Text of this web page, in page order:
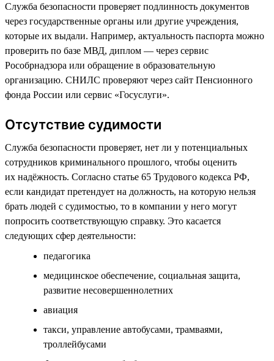
Служба безопасности проверяет подлинность документов
через государственные органы или другие учреждения,
которые их выдали. Например, актуальность паспорта можно
проверить по базе МВД, диплом — через сервис
Рособрнадзора или обращение в образовательную
организацию. СНИЛС проверяют через сайт Пенсионного
фонда России или сервис «Госуслуги».
Отсутствие судимости
Служба безопасности проверяет, нет ли у потенциальных
сотрудников криминального прошлого, чтобы оценить
их надёжность. Согласно статье 65 Трудового кодекса РФ,
если кандидат претендует на должность, на которую нельзя
брать людей с судимостью, то в компании у него могут
попросить соответствующую справку. Это касается
следующих сфер деятельности:
педагогика
медицинское обеспечение, социальная защита,
развитие несовершеннолетних
авиация
такси, управление автобусами, трамваями,
троллейбусами